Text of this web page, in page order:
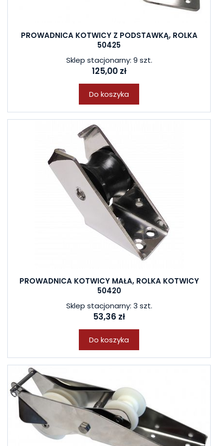
PROWADNICA KOTWICY Z PODSTAWKĄ, ROLKA
50425
Sklep stacjonarny: 9 szt.
125,00 zł
Do koszyka
PROWADNICA KOTWICY MAŁA, ROLKA KOTWICY
50420
Sklep stacjonarny: 3 szt.
53,36 zł
Do koszyka